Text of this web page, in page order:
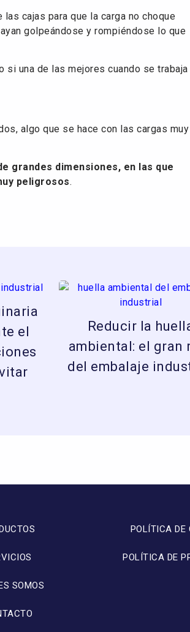
cajas para que la carga no choque
golpeándose y rompiéndose lo que
si una de las mejores cuando se trabaja
algo que se hace con las cargas muy
grandes dimensiones, en las que
peligrosos.
el
Reducir la
ambiental: el gran
del embalaje
SOMOS
POLÍTICA DE
POLÍTICA DE